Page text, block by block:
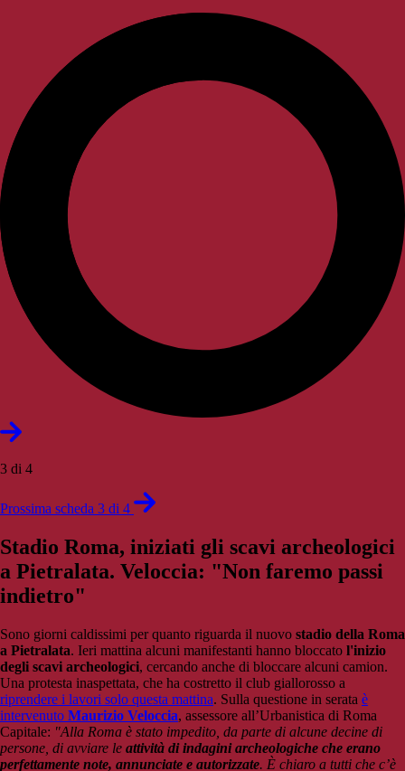
3 di 4
Prossima scheda 3 di 4
Stadio Roma, iniziati gli scavi archeologici
a Pietralata. Veloccia: "Non faremo passi
indietro"
Sono giorni caldissimi per quanto riguarda il nuovo stadio della Roma
a Pietralata. Ieri mattina alcuni manifestanti hanno bloccato l'inizio
degli scavi archeologici, cercando anche di bloccare alcuni camion.
Una protesta inaspettata, che ha costretto il club giallorosso a
riprendere i lavori solo questa mattina. Sulla questione in serata è
intervenuto Maurizio Veloccia, assessore all’Urbanistica di Roma
Capitale: "Alla Roma è stato impedito, da parte di alcune decine di
persone, di avviare le attività di indagini archeologiche che erano
perfettamente note, annunciate e autorizzate. È chiaro a tutti che c’è